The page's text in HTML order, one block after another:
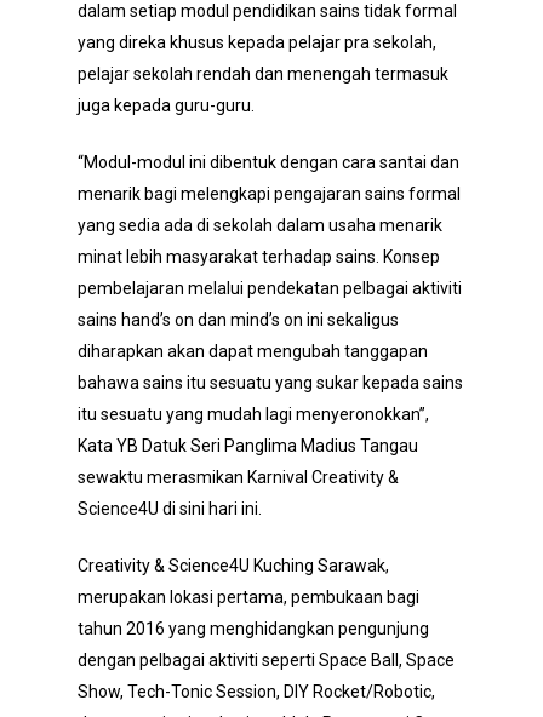
dalam setiap modul pendidikan sains tidak formal
yang direka khusus kepada pelajar pra sekolah,
pelajar sekolah rendah dan menengah termasuk
juga kepada guru-guru.
“Modul-modul ini dibentuk dengan cara santai dan
menarik bagi melengkapi pengajaran sains formal
yang sedia ada di sekolah dalam usaha menarik
minat lebih masyarakat terhadap sains. Konsep
pembelajaran melalui pendekatan pelbagai aktiviti
sains hand’s on dan mind’s on ini sekaligus
diharapkan akan dapat mengubah tanggapan
bahawa sains itu sesuatu yang sukar kepada sains
itu sesuatu yang mudah lagi menyeronokkan”,
Kata YB Datuk Seri Panglima Madius Tangau
sewaktu merasmikan Karnival Creativity &
Science4U di sini hari ini.
Creativity & Science4U Kuching Sarawak,
merupakan lokasi pertama, pembukaan bagi
tahun 2016 yang menghidangkan pengunjung
dengan pelbagai aktiviti seperti Space Ball, Space
Show, Tech-Tonic Session, DIY Rocket/Robotic,